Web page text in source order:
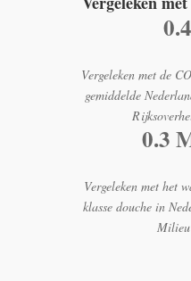
Vergeleken met de
gemiddelde
0.3
Vergeleken met het
klasse douche in